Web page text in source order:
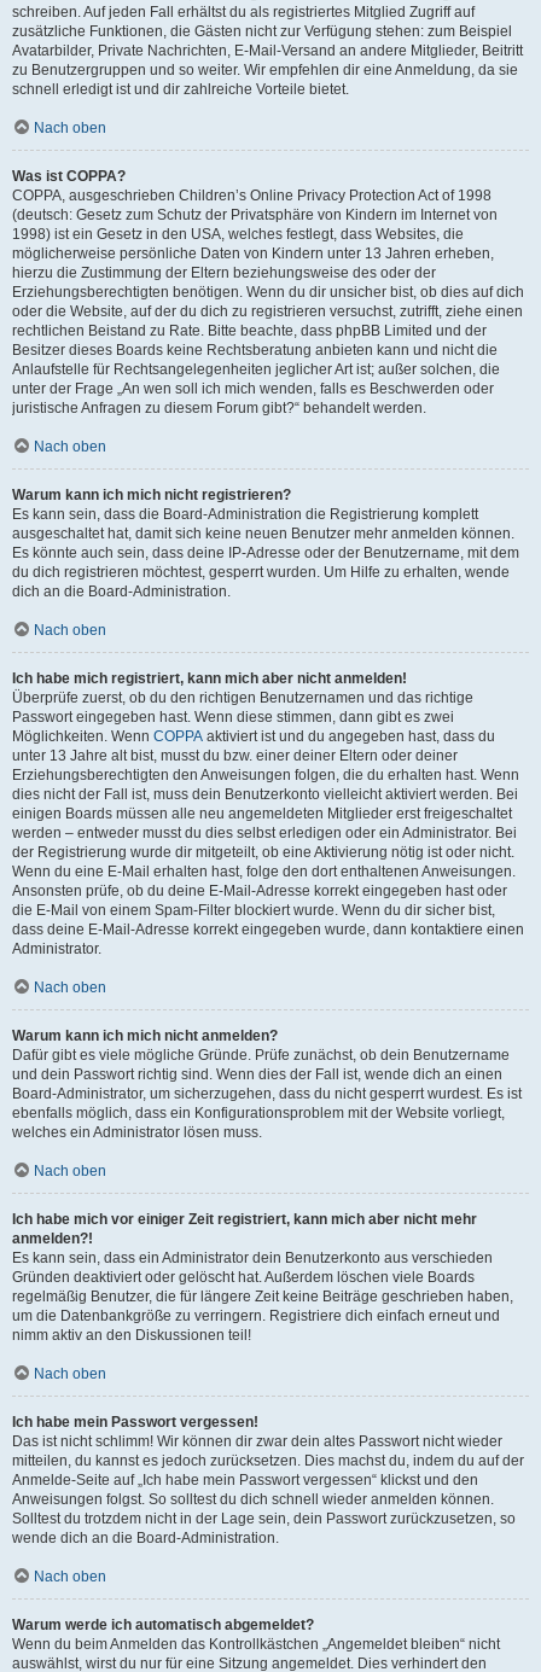
schreiben. Auf jeden Fall erhältst du als registriertes Mitglied Zugriff auf
zusätzliche Funktionen, die Gästen nicht zur Verfügung stehen: zum Beispiel
Avatarbilder, Private Nachrichten, E-Mail-Versand an andere Mitglieder, Beitritt
zu Benutzergruppen und so weiter. Wir empfehlen dir eine Anmeldung, da sie
schnell erledigt ist und dir zahlreiche Vorteile bietet.
Nach oben
Was ist COPPA?
COPPA, ausgeschrieben Children’s Online Privacy Protection Act of 1998
(deutsch: Gesetz zum Schutz der Privatsphäre von Kindern im Internet von
1998) ist ein Gesetz in den USA, welches festlegt, dass Websites, die
möglicherweise persönliche Daten von Kindern unter 13 Jahren erheben,
hierzu die Zustimmung der Eltern beziehungsweise des oder der
Erziehungsberechtigten benötigen. Wenn du dir unsicher bist, ob dies auf dich
oder die Website, auf der du dich zu registrieren versuchst, zutrifft, ziehe einen
rechtlichen Beistand zu Rate. Bitte beachte, dass phpBB Limited und der
Besitzer dieses Boards keine Rechtsberatung anbieten kann und nicht die
Anlaufstelle für Rechtsangelegenheiten jeglicher Art ist; außer solchen, die
unter der Frage „An wen soll ich mich wenden, falls es Beschwerden oder
juristische Anfragen zu diesem Forum gibt?“ behandelt werden.
Nach oben
Warum kann ich mich nicht registrieren?
Es kann sein, dass die Board-Administration die Registrierung komplett
ausgeschaltet hat, damit sich keine neuen Benutzer mehr anmelden können.
Es könnte auch sein, dass deine IP-Adresse oder der Benutzername, mit dem
du dich registrieren möchtest, gesperrt wurden. Um Hilfe zu erhalten, wende
dich an die Board-Administration.
Nach oben
Ich habe mich registriert, kann mich aber nicht anmelden!
Überprüfe zuerst, ob du den richtigen Benutzernamen und das richtige
Passwort eingegeben hast. Wenn diese stimmen, dann gibt es zwei
Möglichkeiten. Wenn COPPA aktiviert ist und du angegeben hast, dass du
unter 13 Jahre alt bist, musst du bzw. einer deiner Eltern oder deiner
Erziehungsberechtigten den Anweisungen folgen, die du erhalten hast. Wenn
dies nicht der Fall ist, muss dein Benutzerkonto vielleicht aktiviert werden. Bei
einigen Boards müssen alle neu angemeldeten Mitglieder erst freigeschaltet
werden – entweder musst du dies selbst erledigen oder ein Administrator. Bei
der Registrierung wurde dir mitgeteilt, ob eine Aktivierung nötig ist oder nicht.
Wenn du eine E-Mail erhalten hast, folge den dort enthaltenen Anweisungen.
Ansonsten prüfe, ob du deine E-Mail-Adresse korrekt eingegeben hast oder
die E-Mail von einem Spam-Filter blockiert wurde. Wenn du dir sicher bist,
dass deine E-Mail-Adresse korrekt eingegeben wurde, dann kontaktiere einen
Administrator.
Nach oben
Warum kann ich mich nicht anmelden?
Dafür gibt es viele mögliche Gründe. Prüfe zunächst, ob dein Benutzername
und dein Passwort richtig sind. Wenn dies der Fall ist, wende dich an einen
Board-Administrator, um sicherzugehen, dass du nicht gesperrt wurdest. Es ist
ebenfalls möglich, dass ein Konfigurationsproblem mit der Website vorliegt,
welches ein Administrator lösen muss.
Nach oben
Ich habe mich vor einiger Zeit registriert, kann mich aber nicht mehr
anmelden?!
Es kann sein, dass ein Administrator dein Benutzerkonto aus verschieden
Gründen deaktiviert oder gelöscht hat. Außerdem löschen viele Boards
regelmäßig Benutzer, die für längere Zeit keine Beiträge geschrieben haben,
um die Datenbankgröße zu verringern. Registriere dich einfach erneut und
nimm aktiv an den Diskussionen teil!
Nach oben
Ich habe mein Passwort vergessen!
Das ist nicht schlimm! Wir können dir zwar dein altes Passwort nicht wieder
mitteilen, du kannst es jedoch zurücksetzen. Dies machst du, indem du auf der
Anmelde-Seite auf „Ich habe mein Passwort vergessen“ klickst und den
Anweisungen folgst. So solltest du dich schnell wieder anmelden können.
Solltest du trotzdem nicht in der Lage sein, dein Passwort zurückzusetzen, so
wende dich an die Board-Administration.
Nach oben
Warum werde ich automatisch abgemeldet?
Wenn du beim Anmelden das Kontrollkästchen „Angemeldet bleiben“ nicht
auswählst, wirst du nur für eine Sitzung angemeldet. Dies verhindert den